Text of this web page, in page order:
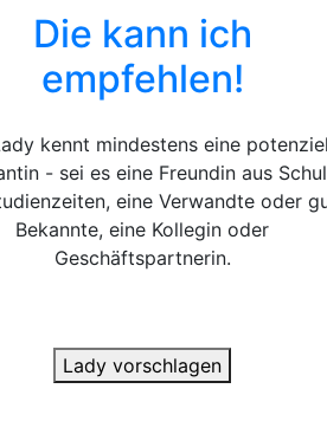
Die kann ich
empfehlen!
kennt mindestens eine
- sei es eine Freundin aus
eine Verwandte oder
Bekannte, eine Kollegin oder
Geschäftspartnerin.
Lady vorschlagen